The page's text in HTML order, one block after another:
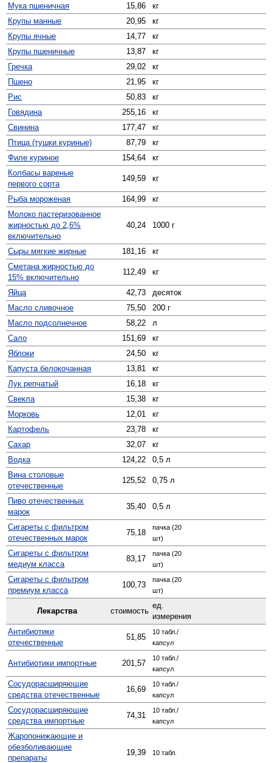
Мука пшеничная 15,86
кг
Крупы манные
20,95
кг
Крупы ячные
14,77
кг
Крупы пшеничные
13,87
кг
Гречка
29,02
кг
Пшено
21,95
кг
Рис
50,83
кг
Говядина
255,16
кг
Свинина
177,47
кг
Птица (тушки куриные)
87,79
кг
Филе куриное
154,64
кг
Колбасы вареные
первого сорта
149,59 кг
Рыба мороженая 164,99
кг
Молоко пастеризованное
жирностью до 2,6%
включительно
40,24 1000 г
Сыры мягкие жирные 181,16
кг
Сметана жирностью до
15% включительно
112,49 кг
Яйца 42,73
десяток
Масло сливочное
75,50
200 г
Масло подсолнечное
58,22
л
Сало
151,69
кг
Яблоки
24,50
кг
Капуста белокочанная
13,81
кг
Лук репчатый
16,18
кг
Свекла
15,38
кг
Морковь
12,01
кг
Картофель
23,78
кг
Сахар
32,07
кг
Водка
124,22
0,5 л
Вина столовые
отечественные
125,52 0,75 л
Пиво отечественных
марок
35,40 0,5 л
Сигареты с фильтром
отечественных марок
75,18
пачка (20
шт)
Сигареты с фильтром
медиум класса
83,17
пачка (20
шт)
Сигареты с фильтром
премиум класса
100,73
пачка (20
шт)
Лекарства стоимость
ед.
измерения
Антибиотики
отечественные
51,85
10 табл./
капсул
Антибиотики импортные 201,57
10 табл./
капсул
Сосудо­расширяющие
средства отечественные
16,69
10 табл./
капсул
Сосуд­орасширяющие
средства импортные
74,31
10 табл./
капсул
Жаро­понижающие и
обезболивающие
препараты
19,39 10 табл.